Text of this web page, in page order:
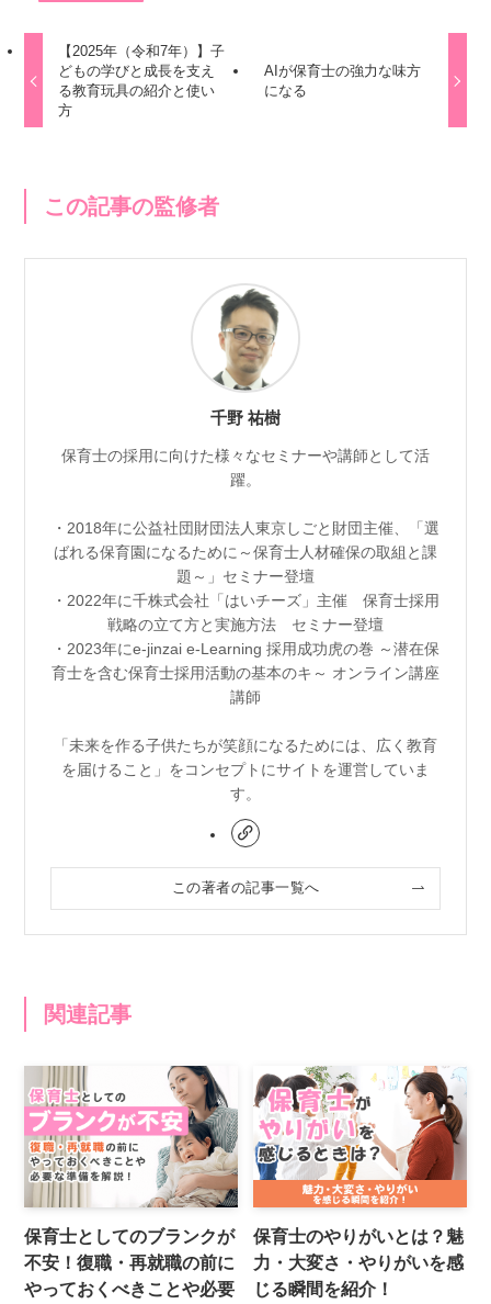
【2025年（令和7年）】子
どもの学びと成長を支え
る教育玩具の紹介と使い
方
AIが保育士の強力な味方
になる
この記事の監修者
千野 祐樹
保育士の採用に向けた様々なセミナーや講師として活
躍。
・2018年に公益社団財団法人東京しごと財団主催、「選
ばれる保育園になるために～保育士人材確保の取組と課
題～」セミナー登壇
・2022年に千株式会社「はいチーズ」主催 保育士採用
戦略の立て方と実施方法 セミナー登壇
・2023年にe-jinzai e-Learning 採用成功虎の巻 ～潜在保
育士を含む保育士採用活動の基本のキ～ オンライン講座
講師
「未来を作る子供たちが笑顔になるためには、広く教育
を届けること」をコンセプトにサイトを運営していま
す。
この著者の記事一覧へ
関連記事
保育士としてのブランクが
不安！復職・再就職の前に
やっておくべきことや必要
保育士のやりがいとは？魅
力・大変さ・やりがいを感
じる瞬間を紹介！